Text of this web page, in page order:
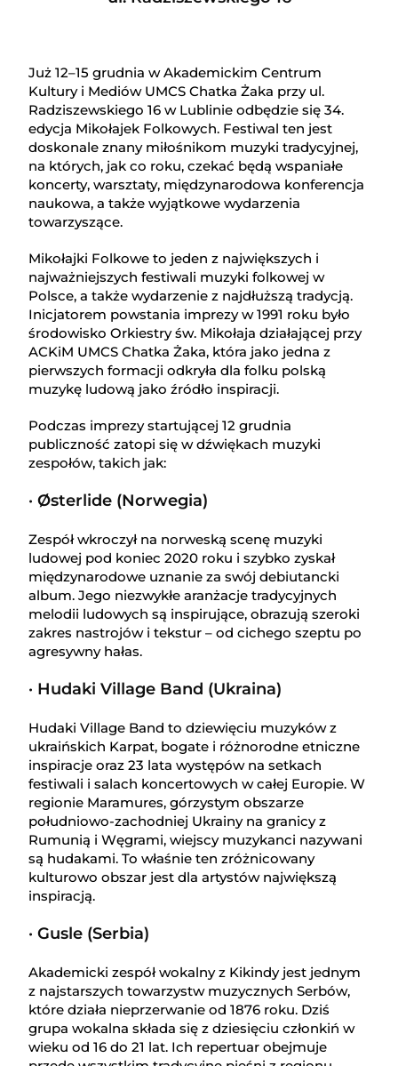
Już 12–15 grudnia w Akademickim Centrum
Kultury i Mediów UMCS Chatka Żaka przy ul.
Radziszewskiego 16 w Lublinie odbędzie się 34.
edycja Mikołajek Folkowych. Festiwal ten jest
doskonale znany miłośnikom muzyki tradycyjnej,
na których, jak co roku, czekać będą wspaniałe
koncerty, warsztaty, międzynarodowa konferencja
naukowa, a także wyjątkowe wydarzenia
towarzyszące.
Mikołajki Folkowe to jeden z największych i
najważniejszych festiwali muzyki folkowej w
Polsce, a także wydarzenie z najdłuższą tradycją.
Inicjatorem powstania imprezy w 1991 roku było
środowisko Orkiestry św. Mikołaja działającej przy
ACKiM UMCS Chatka Żaka, która jako jedna z
pierwszych formacji odkryła dla folku polską
muzykę ludową jako źródło inspiracji.
Podczas imprezy startującej 12 grudnia
publiczność zatopi się w dźwiękach muzyki
zespołów, takich jak:
· Østerlide (Norwegia)
Zespół wkroczył na norweską scenę muzyki
ludowej pod koniec 2020 roku i szybko zyskał
międzynarodowe uznanie za swój debiutancki
album. Jego niezwykłe aranżacje tradycyjnych
melodii ludowych są inspirujące, obrazują szeroki
zakres nastrojów i tekstur – od cichego szeptu po
agresywny hałas.
· Hudaki Village Band (Ukraina)
Hudaki Village Band to dziewięciu muzyków z
ukraińskich Karpat, bogate i różnorodne etniczne
inspiracje oraz 23 lata występów na setkach
festiwali i salach koncertowych w całej Europie. W
regionie Maramures, górzystym obszarze
południowo-zachodniej Ukrainy na granicy z
Rumunią i Węgrami, wiejscy muzykanci nazywani
są hudakami. To właśnie ten zróżnicowany
kulturowo obszar jest dla artystów największą
inspiracją.
· Gusle (Serbia)
Akademicki zespół wokalny z Kikindy jest jednym
z najstarszych towarzystw muzycznych Serbów,
które działa nieprzerwanie od 1876 roku. Dziś
grupa wokalna składa się z dziesięciu członkiń w
wieku od 16 do 21 lat. Ich repertuar obejmuje